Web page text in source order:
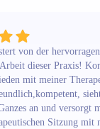
von der
dieser Praxis!
mit meiner
an und versorgt
Sitzung mit